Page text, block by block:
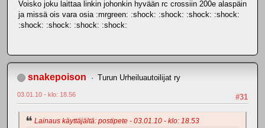
Voisko joku laittaa linkin johonkin hyvään rc crossiin 200e alaspäin
ja missä ois vara osia :mrgreen: :shock: :shock: :shock: :shock:
:shock: :shock: :shock: :shock:
snakepoison Turun Urheiluautoilijat ry
#31
03.01.10 - klo: 18.56
Lainaus käyttäjältä: postipete - 03.01.10 - klo: 18.53